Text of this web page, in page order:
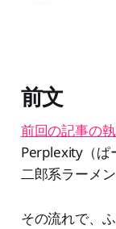
前文
前回の記事の執
Perplexity（ぱ
二郎系ラーメ
その流れで、